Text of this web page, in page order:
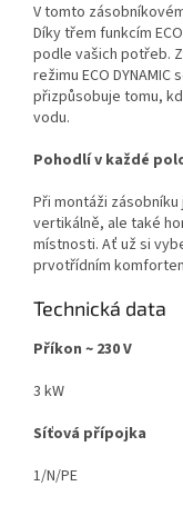
V tomto
Díky třem funkcím
podle vašich potřeb.
režimu ECO
přizpůsobuje tomu,
vodu.
Pohodlí v každé
Při montáži
vertikálně, ale také
místnosti. Ať už si
prvotřídním
Technická data
Příkon ~ 230 V
3 kW
Síťová přípojka
1/N/PE